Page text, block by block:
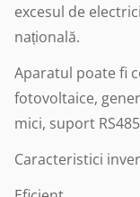
excesul de
națională.
Aparatul poate fi
fotovoltaice,
mici, suport
Caracteristici